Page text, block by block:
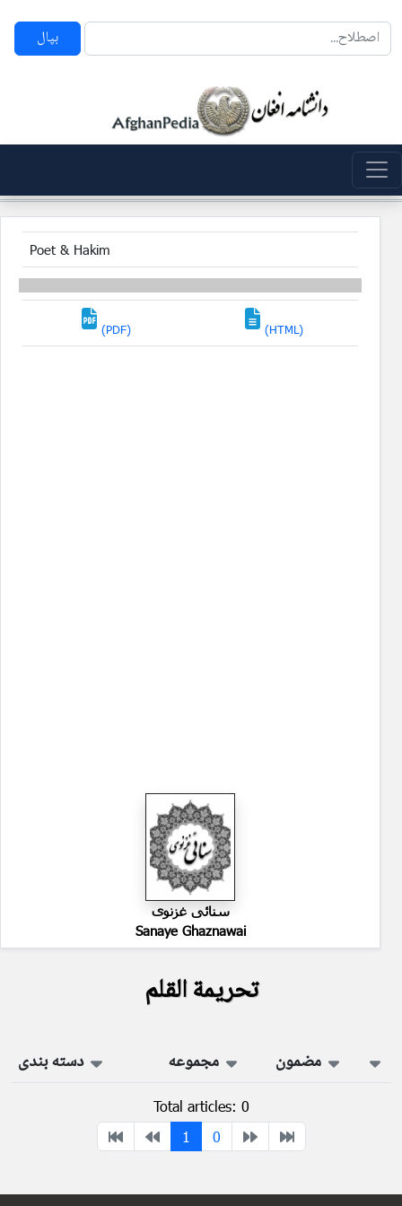
بپال
Poet & Hakim
(PDF) (HTML)
سنائی غزنوی
Sanaye Ghaznawai
تحریمة القلم
مضمون مجموعه دسته بندی
Total articles: 0
1
0